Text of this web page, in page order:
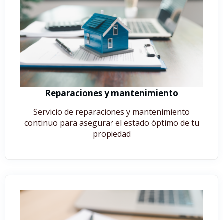
Reparaciones y mantenimiento
Servicio de reparaciones y mantenimiento
continuo para asegurar el estado óptimo de tu
propiedad